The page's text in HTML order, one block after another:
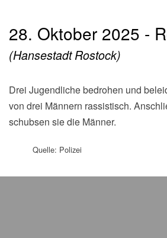
28. Oktober 2025 -
(Hansestadt Rostock)
Drei Jugendliche bedrohen und beleidigen eine Gruppe
von drei Männern rassistisch.
schubsen sie die Männer.
Quelle: Polizei